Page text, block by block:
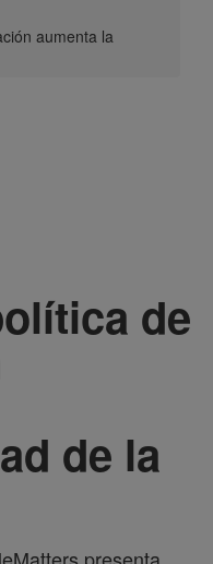
aumenta la
de
de la